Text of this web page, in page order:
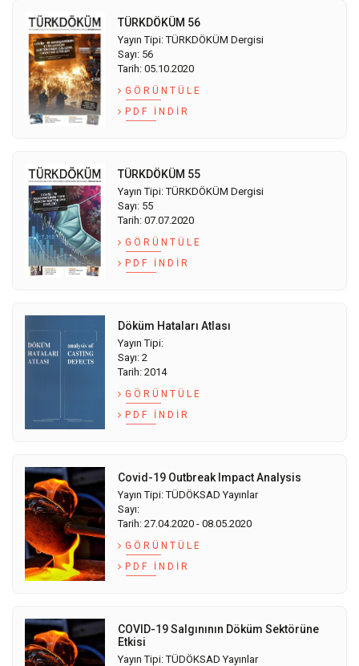
TÜRKDÖKÜM 56
Yayın Tipi: TÜRKDÖKÜM Dergisi
Sayı: 56
Tarih: 05.10.2020
GÖRÜNTÜLE
PDF İNDIR
TÜRKDÖKÜM 55
Yayın Tipi: TÜRKDÖKÜM Dergisi
Sayı: 55
Tarih: 07.07.2020
GÖRÜNTÜLE
PDF İNDIR
Döküm Hataları Atlası
Yayın Tipi:
Sayı: 2
Tarih: 2014
GÖRÜNTÜLE
PDF İNDIR
Covid-19 Outbreak Impact Analysis
Yayın Tipi: TÜDÖKSAD Yayınlar
Sayı:
Tarih: 27.04.2020 - 08.05.2020
GÖRÜNTÜLE
PDF İNDIR
COVID-19 Salgınının Döküm Sektörüne
Etkisi
Yayın Tipi: TÜDÖKSAD Yayınlar